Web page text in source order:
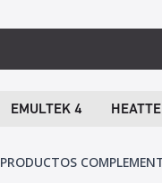
EMULTEK 4
PRODUCTOS